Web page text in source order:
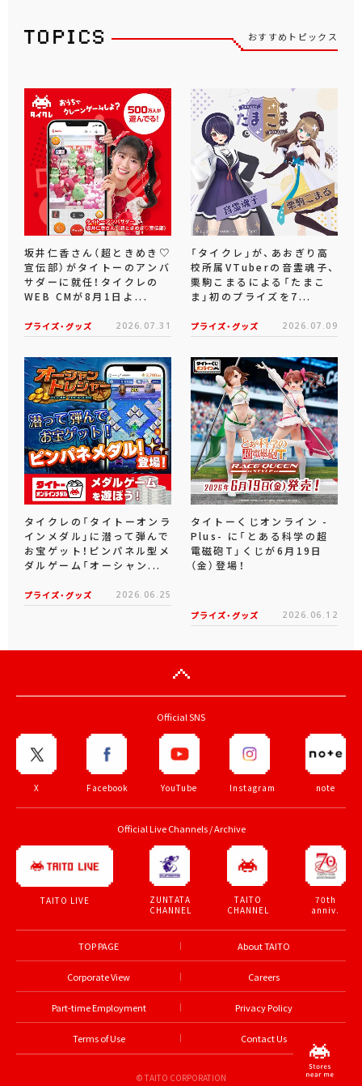
おすすめトピックス
坂井仁香さん（超ときめき♡
宣伝部）がタイトーのアンバ
サダーに就任！タイクレの
WEB CMが8月1日よ...
プライズ・グッズ 2026.07.31
「タイクレ」が、あおぎり高
校所属VTuberの音霊魂子、
栗駒こまるによる「たまこ
ま」初のプライズを7...
プライズ・グッズ 2026.07.09
タイクレの「タイトーオンラ
インメダル」に潜って弾んで
お宝ゲット！ピンパネル型メ
ダルゲーム「オーシャン...
プライズ・グッズ 2026.06.25
タイトーくじオンライン -
Plus- に「とある科学の超
電磁砲T」くじが6月19日
（金）登場！
プライズ・グッズ 2026.06.12
Official SNS
X Facebook YouTube Instagram note
Official Live Channels / Archive
TAITO LIVE
ZUNTATA
CHANNEL
TAITO
CHANNEL
70th
anniv.
TOP PAGE About TAITO
Corporate View Careers
Part-time Employment Privacy Policy
Terms of Use Contact Us
© TAITO CORPORATION